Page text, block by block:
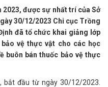
được sự nhất trí của Sở
30/12/2023 Chi cục Trồng
đã tổ chức khai giảng lớp
vệ thực vật cho các học
buôn bán thuốc bảo vệ thực
bắt đầu từ ngày 30/12/2023.